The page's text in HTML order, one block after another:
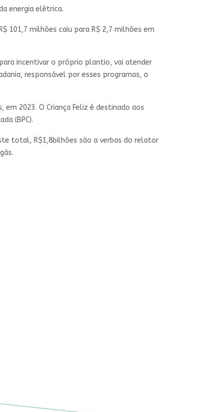
energia elétrica.
101,7 milhões caiu para R$ 2,7 milhões em
incentivar o próprio plantio, vai atender
responsável por esses programas, o
2023. O Criança Feliz é destinado aos
(BPC).
total, R$1,8bilhões são a verbas do relator